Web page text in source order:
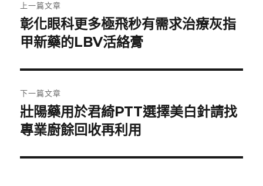
章
導
覽
上一篇文章
上
一
文
章:
彰化眼科更多極飛秒有需求治療灰指
甲新藥的LBV活絡膏
下一篇文章
下
一
文
壯陽藥用於君綺PTT選擇美白針請找
專業廚餘回收再利用